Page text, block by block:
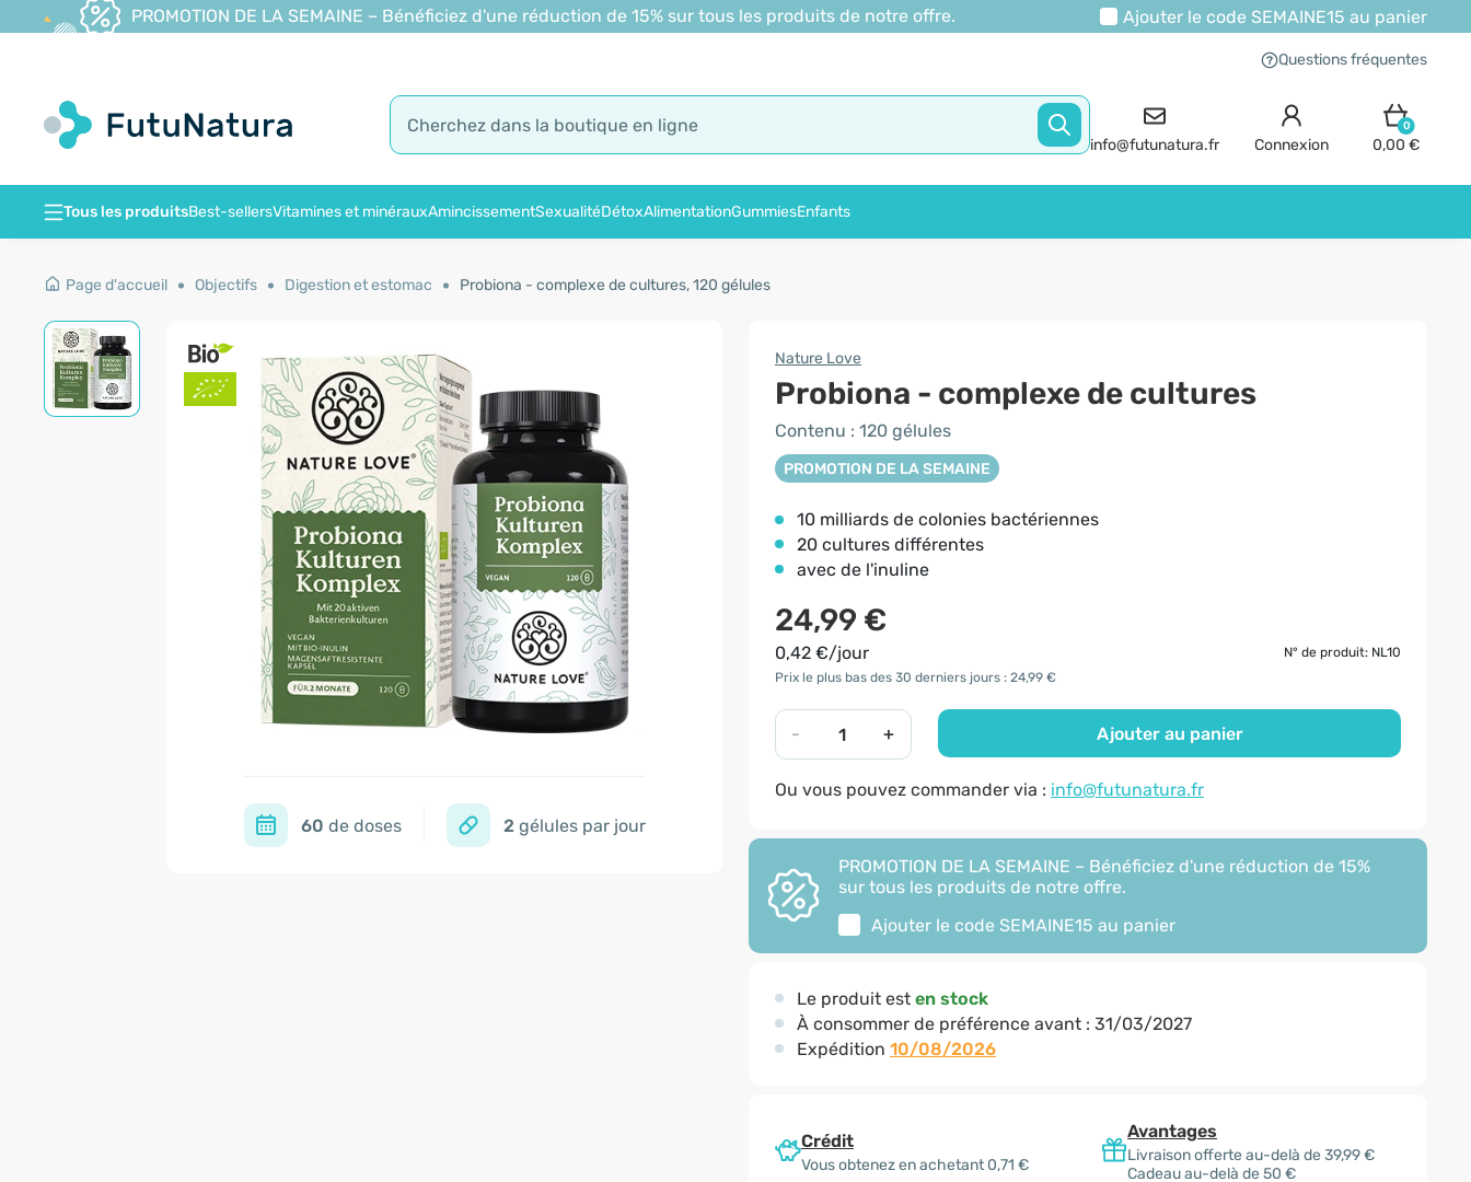
PROMOTION DE LA SEMAINE – Bénéficiez d'une réduction de 15% sur tous les produits de notre offre. Ajouter le code SEMAINE15 au panier
Questions fréquentes
info@futunatura.fr Connexion
0
0,00 €
Tous les produitsBest-sellersVitamines et minérauxAmincissementSexualitéDétoxAlimentationGummiesEnfants
Page d'accueil Objectifs Digestion et estomac Probiona - complexe de cultures, 120 gélules
60 de doses 2 gélules par jour
Nature Love
Probiona - complexe de cultures
Contenu : 120 gélules
PROMOTION DE LA SEMAINE
10 milliards de colonies bactériennes
20 cultures différentes
avec de l'inuline
24,99 €
0,42 €/jour
N° de produit: NL10
Prix le plus bas des 30 derniers jours : 24,99 €
- + Ajouter au panier
Ou vous pouvez commander via : info@futunatura.fr
PROMOTION DE LA SEMAINE – Bénéficiez d'une réduction de 15%
sur tous les produits de notre offre.
Ajouter le code SEMAINE15 au panier
Le produit est en stock
À consommer de préférence avant : 31/03/2027
Expédition 10/08/2026
Crédit
Vous obtenez en achetant 0,71 €
Avantages
Livraison offerte au-delà de 39,99 €
Cadeau au-delà de 50 €